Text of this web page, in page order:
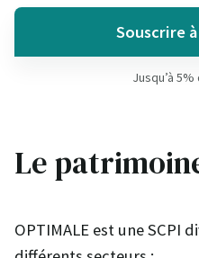
Souscrire
Jusqu’à
Le
OPTIMALE est une SCPI